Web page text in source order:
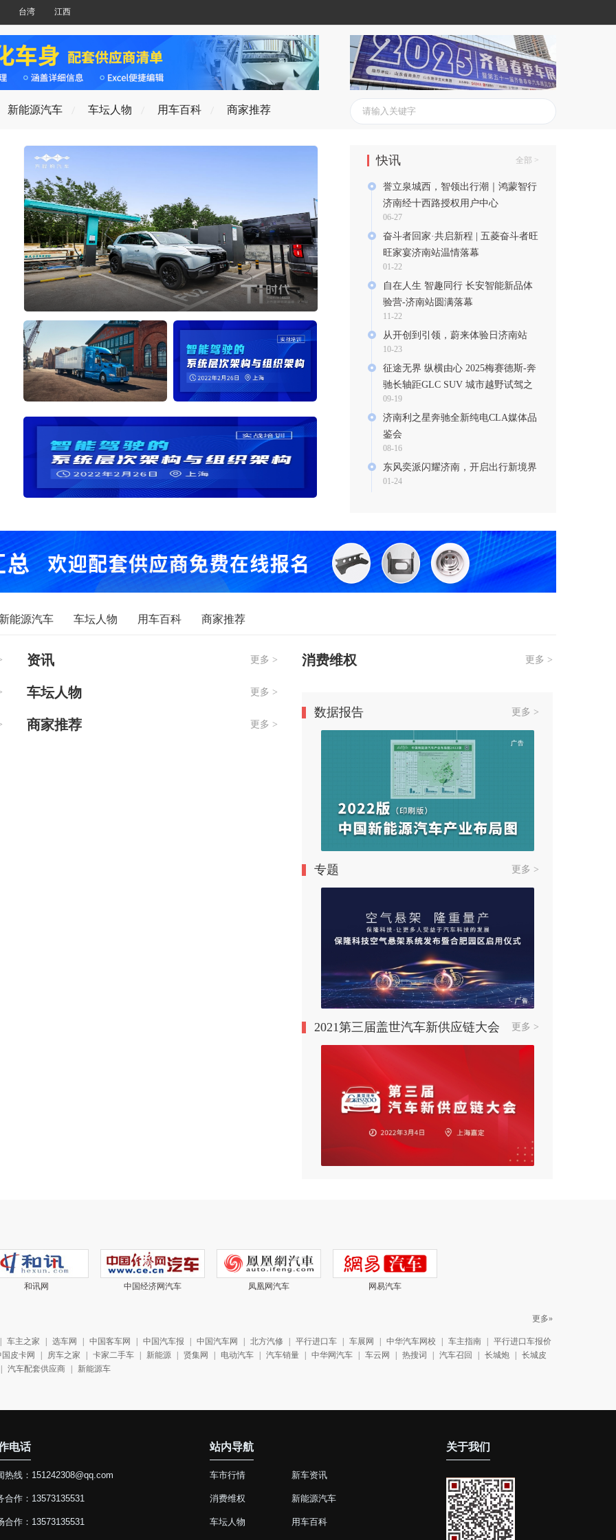
台湾 江西
新能源汽车 车坛人物 用车百科 商家推荐
全部 >
快讯
誉立泉城西，智领出行潮｜鸿蒙智行
济南经十西路授权用户中心
06-27
奋斗者回家·共启新程 | 五菱奋斗者旺
旺家宴济南站温情落幕
01-22
自在人生 智趣同行 长安智能新品体
验营-济南站圆满落幕
11-22
从开创到引领，蔚来体验日济南站
10-23
征途无界 纵横由心 2025梅赛德斯-奔
驰长轴距GLC SUV 城市越野试驾之
旅 济南站澎湃启幕
09-19
济南利之星奔驰全新纯电CLA媒体品
鉴会
08-16
东风奕派闪耀济南，开启出行新境界
01-24
景
01-12
一汽奥迪助力2024年暨第二十届IEF
国际数字文化嘉年华
12-12
SPACE+、N FEST金卡纳竞速狂欢济
南同期盛大开启
10-21
#长安第四代CS75PLUS爆单 长安第
四代CS75PLUS百城千店“万人”上门
交付盛大开启
10-16
“星”动不止 “益”动不息 梅赛德斯-奔
驰星愿基金社区公益基地主题活动精
彩落幕
10-10
驰星愿基金社区公益基地主题活动
金社区公益基地主题活动
08-19
昊铂中心济南工业北路直营店盛大开
08-19
2024梅赛德斯-奔驰星乐汇济南站
08-08
“星”系万物 梅赛德斯-奔驰星愿基金
社区公益基地主题活动
服务中心盛大开业
07-28
能源汽车 车坛人物 用车百科 商家推荐
更多 >
资讯
更多 >
车坛人物
更多 >
商家推荐
更多 >
消费维权
更多 >
数据报告
更多 >
专题
更多 >
2021第三届盖世汽车新供应链大会
和讯网 中国经济网汽车 凤凰网汽车 网易汽车
更多»
车主之家 选车网 中国客车网 中国汽车报 中国汽车网 北方汽修 平行进口车 车展网 中华汽车网校 车主指南
平行进口车报价
国皮卡网
房车之家 卡家二手车 新能源 贤集网 电动汽车 汽车销量 中华网汽车 车云网 热搜词 汽车召回 长城炮
长城皮
汽车配套供应商 新能源车
电话
热线：151242308@qq.com
合作：13573135531
合作：13573135531
站内导航
车市行情 新车资讯
消费维权 新能源汽车
车坛人物 用车百科
关于我们